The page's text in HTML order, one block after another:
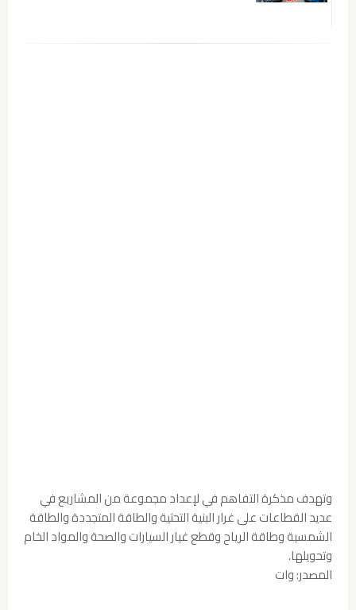
وتهدف مذكرة التفاهم في لإعداد مجموعة من المشاريع في
عديد القطاعات على غرار البنية التحتية والطاقة المتجددة والطاقة
الشمسية وطاقة الرياح وقطع غيار السيارات والصحة والمواد الخام
وتحويلها.
المصدر: وات